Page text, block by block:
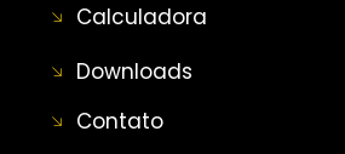
Calculadora
Downloads
Contato